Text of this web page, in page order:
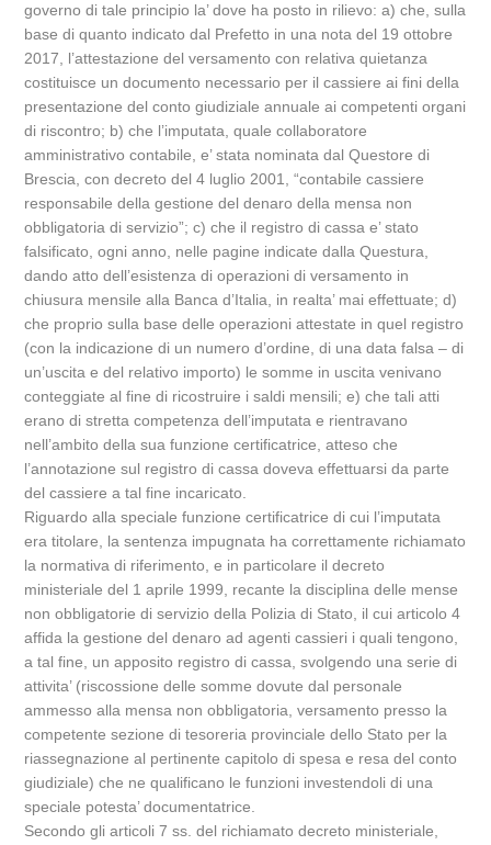
governo di tale principio la’ dove ha posto in rilievo: a) che, sulla
base di quanto indicato dal Prefetto in una nota del 19 ottobre
2017, l’attestazione del versamento con relativa quietanza
costituisce un documento necessario per il cassiere ai fini della
presentazione del conto giudiziale annuale ai competenti organi
di riscontro; b) che l’imputata, quale collaboratore
amministrativo contabile, e’ stata nominata dal Questore di
Brescia, con decreto del 4 luglio 2001, “contabile cassiere
responsabile della gestione del denaro della mensa non
obbligatoria di servizio”; c) che il registro di cassa e’ stato
falsificato, ogni anno, nelle pagine indicate dalla Questura,
dando atto dell’esistenza di operazioni di versamento in
chiusura mensile alla Banca d’Italia, in realta’ mai effettuate; d)
che proprio sulla base delle operazioni attestate in quel registro
(con la indicazione di un numero d’ordine, di una data falsa – di
un’uscita e del relativo importo) le somme in uscita venivano
conteggiate al fine di ricostruire i saldi mensili; e) che tali atti
erano di stretta competenza dell’imputata e rientravano
nell’ambito della sua funzione certificatrice, atteso che
l’annotazione sul registro di cassa doveva effettuarsi da parte
del cassiere a tal fine incaricato.
Riguardo alla speciale funzione certificatrice di cui l’imputata
era titolare, la sentenza impugnata ha correttamente richiamato
la normativa di riferimento, e in particolare il decreto
ministeriale del 1 aprile 1999, recante la disciplina delle mense
non obbligatorie di servizio della Polizia di Stato, il cui articolo 4
affida la gestione del denaro ad agenti cassieri i quali tengono,
a tal fine, un apposito registro di cassa, svolgendo una serie di
attivita’ (riscossione delle somme dovute dal personale
ammesso alla mensa non obbligatoria, versamento presso la
competente sezione di tesoreria provinciale dello Stato per la
riassegnazione al pertinente capitolo di spesa e resa del conto
giudiziale) che ne qualificano le funzioni investendoli di una
speciale potesta’ documentatrice.
Secondo gli articoli 7 ss. del richiamato decreto ministeriale,